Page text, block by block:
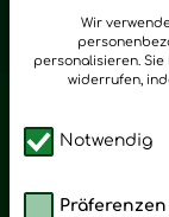
Wir
personalisieren.
widerrufen,
Notwendig
Präferenzen